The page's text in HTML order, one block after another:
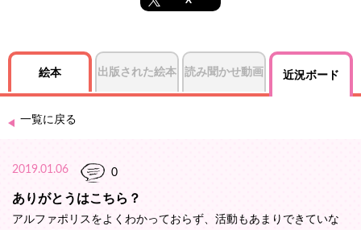
絵本 出版された絵本 読み聞かせ動画 近況ボード
一覧に戻る
2019.01.06 0
ありがとうはこちら？
アルファポリスをよくわかっておらず、活動もあまりできていな